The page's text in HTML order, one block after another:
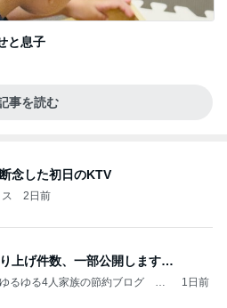
と息子
事を読む
念した初日のKTV
2日前
上げ件数、一部公開します…
るゆる4人家族の節約ブログ 〜
1日前